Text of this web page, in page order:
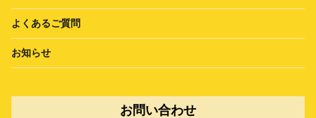
よくあるご質問
お知らせ
お問い合わせ